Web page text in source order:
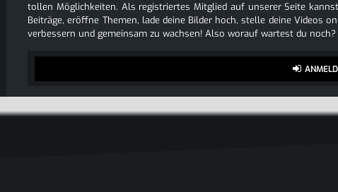
tollen Möglichkeiten. Als registriertes Mitglied auf unserer Seite
Beiträge, eröffne Themen, lade deine Bilder hoch, stelle deine Videos
verbessern und gemeinsam zu wachsen! Also worauf wartest du